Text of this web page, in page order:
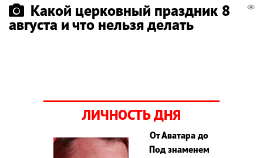
Какой церковный праздник 8
августа и что нельзя делать
ЛИЧНОСТЬ ДНЯ
От Аватара до
Под знаменем